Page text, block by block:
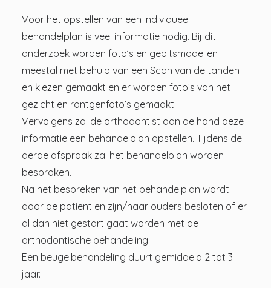
Voor het opstellen van een individueel
behandelplan is veel informatie nodig. Bij dit
onderzoek worden foto’s en gebitsmodellen
meestal met behulp van een Scan van de tanden
en kiezen gemaakt en er worden foto’s van het
gezicht en röntgenfoto’s gemaakt.
Vervolgens zal de orthodontist aan de hand deze
informatie een behandelplan opstellen. Tijdens de
derde afspraak zal het behandelplan worden
besproken.
Na het bespreken van het behandelplan wordt
door de patiënt en zijn/haar ouders besloten of er
al dan niet gestart gaat worden met de
orthodontische behandeling.
Een beugelbehandeling duurt gemiddeld 2 tot 3
jaar.